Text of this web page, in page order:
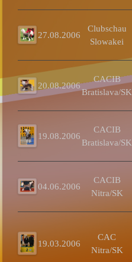
27.08.2006
Clubschau
Slowakei
20.08.2006
CACIB
Bratislava/SK
19.08.2006
CACIB
Bratislava/SK
04.06.2006
CACIB
Nitra/SK
19.03.2006
CAC
Nitra/SK